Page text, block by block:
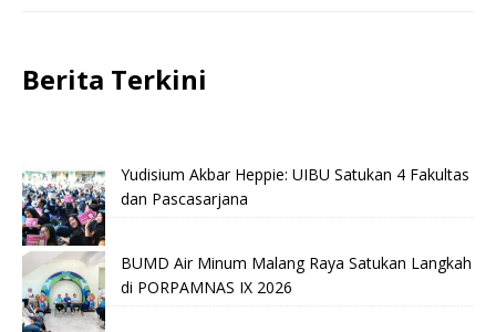
Berita Terkini
Yudisium Akbar Heppie: UIBU Satukan 4 Fakultas
dan Pascasarjana
BUMD Air Minum Malang Raya Satukan Langkah
di PORPAMNAS IX 2026